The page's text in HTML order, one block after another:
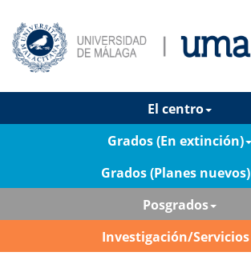
El centro
Grados (En extinción)
Grados (Planes nuevos)
Posgrados
Investigación/Servicios